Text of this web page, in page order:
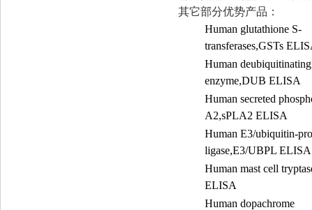
其它部分优势产品：
Human glutathione S-
transferases,GSTs
Human deubiquitinating
enzyme,DUB ELISA
Human secreted
A2,sPLA2 ELISA
Human E3/ubiquitin-
ligase,E3/UBPL ELISA
Human mast cell
ELISA
Human dopachrome